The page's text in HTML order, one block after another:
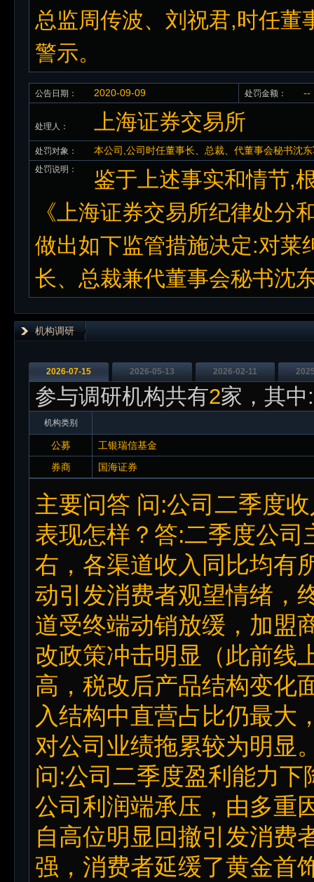
总监周传波、刘祝君,时任董
警示。
公告日期： 2020-09-09 处罚金额： --
处理人： 上海证券交易所
处罚对象： 本公司,公司时任董事长、总裁、代董事会秘书沈
处罚说明：
鉴于上述事实和情节,
《上海证券交易所纪律处分
做出如下监管措施决定:对莱
长、总裁兼代董事会秘书沈
机构调研
2026-07-15 2026-05-13 2026-02-11
参与调研机构共有2家，其中
机构类别
公募
工银瑞信基金
券商
国海证券
主要问答 问:公司二季度
表现怎样？答:二季度公
右，各渠道收入同比均有
动引发消费者观望情绪，
道受终端动销放缓，加盟
改政策冲击明显（此前线
高，税改后产品结构变化
入结构中直营占比仍最大
对公司业绩拖累较为明显
问:公司二季度盈利能力
公司利润端承压，由多重
自高位明显回撤引发消费
强，消费者延缓了黄金首